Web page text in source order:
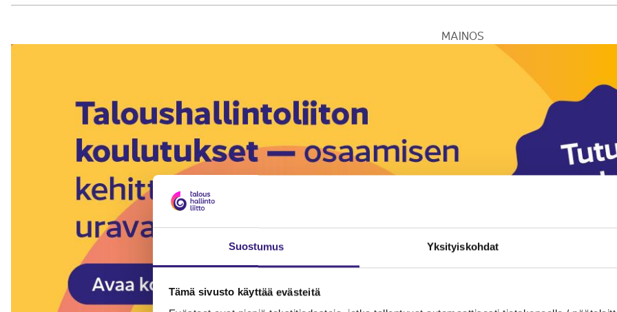
Suostumus Yksityiskohdat
Tämä sivusto käyttää evästeitä
MAINOS